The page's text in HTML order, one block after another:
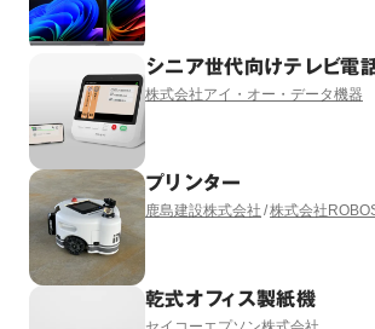
シニア世代向けテレビ電
株式会社アイ・オー・データ機器
プリンター
鹿島建設株式会社 株式会社
乾式オフィス製紙機